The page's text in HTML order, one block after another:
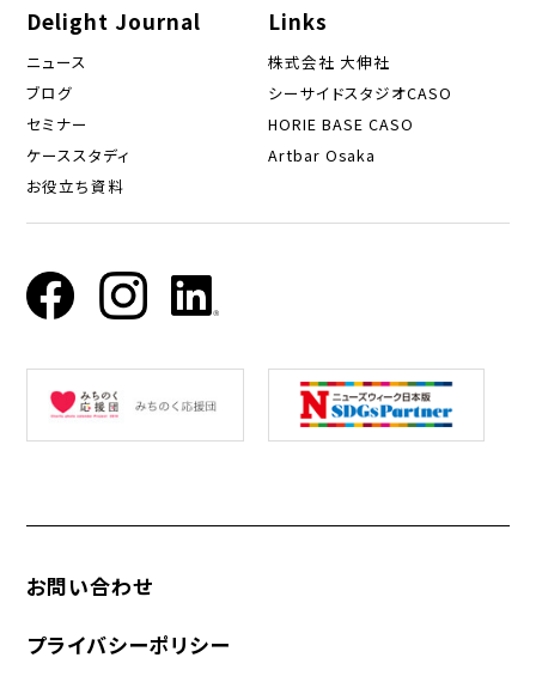
Delight Journal
ニュース
ブログ
セミナー
ケーススタディ
お役立ち資料
Links
株式会社 大伸社
シーサイドスタジオCASO
HORIE BASE CASO
Artbar Osaka
お問い合わせ
プライバシーポリシー